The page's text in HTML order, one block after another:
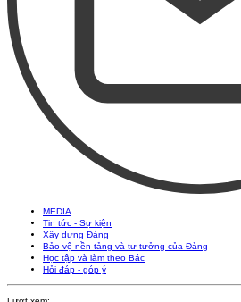
MEDIA
Tin tức - Sự kiện
Xây dựng Đảng
Bảo vệ nền tảng và tư tưởng của Đảng
Học tập và làm theo Bác
Hỏi đáp - góp ý